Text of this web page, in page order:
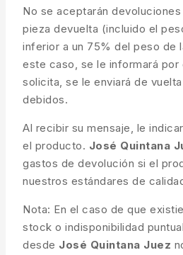
No se aceptarán
pieza devuelta (incluido el
inferior a un 75% del peso de
este caso, se le informará por
solicita, se le enviará de
debidos.
Al recibir su mensaje, le
el producto. José Quintana
gastos de devolución si el
nuestros estándares de
Nota: En el caso de que
stock o indisponibilidad
desde José Quintana Juez